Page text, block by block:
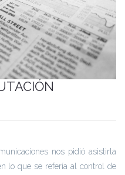
nos pidió asistirla
lo que se refería al control de